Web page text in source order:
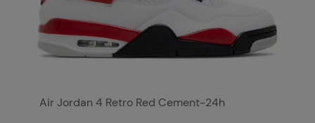
Air Jordan 4 Retro Red Cement-24h